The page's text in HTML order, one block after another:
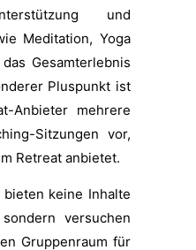
und
Meditation, Yoga
Gesamterlebnis
Pluspunkt ist
Anbieter mehrere
Sitzungen vor,
Retreat anbietet.
keine Inhalte
versuchen
Gruppenraum für